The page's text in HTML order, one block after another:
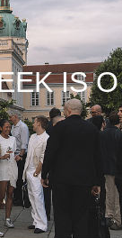
IS O